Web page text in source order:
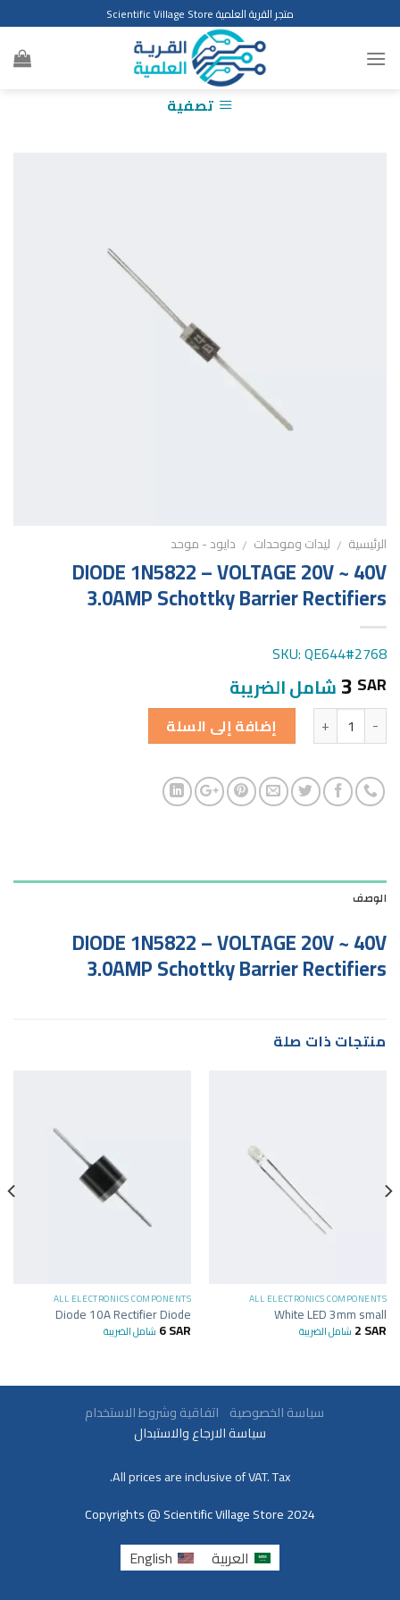
to
content
متجر القرية العلمية Scientific Village Store
تصفية
الرئيسية / ليدات وموحدات / دايود - موحد
DIODE 1N5822 – VOLTAGE 20V ~ 40V
3.0AMP Schottky Barrier Rectifiers
SKU: QE644#2768
3 SAR شامل الضريبة
الكمية إضافة إلى السلة
الوصف
DIODE 1N5822 – VOLTAGE 20V ~ 40V
3.0AMP Schottky Barrier Rectifiers
منتجات ذات صلة
ALL ELECTRONICS COMPONENTS
White LED 3mm small
2SAR شامل الضريبة
ALL ELECTRONICS COMPONENTS
Diode 10A Rectifier Diode
6SAR شامل الضريبة
سياسة الخصوصية اتفاقية وشروط الاستخدام
سياسة الارجاع والاستبدال
All prices are inclusive of VAT. Tax.
Copyrights @ Scientific Village Store 2024
العربية English